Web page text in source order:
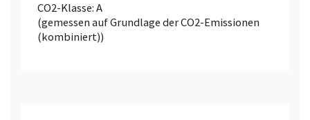
CO2-Klasse: A
(gemessen auf Grundlage der CO2-Emissionen
(kombiniert))